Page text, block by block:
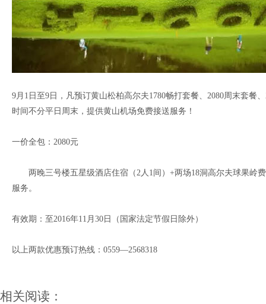
9月1日至9日，凡预订黄山松柏高尔夫1780畅打套餐、2080周末套餐
时间不分平日周末，提供黄山机场免费接送服务！
一价全包：2080元
两晚三号楼五星级酒店住宿（2人1间）+两场18洞高尔夫球果岭
服务。
有效期：至2016年11月30日（国家法定节假日除外）
以上两款优惠预订热线：
相关阅读：